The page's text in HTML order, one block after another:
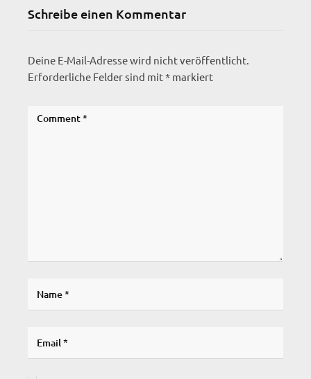
Schreibe einen Kommentar
Deine E-Mail-Adresse wird nicht veröffentlicht.
Erforderliche Felder sind mit* markiert